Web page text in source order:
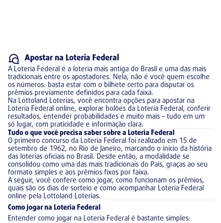
Apostar na Loteria Federal
A Loteria Federal é a loteria mais antiga do Brasil e uma das mais
tradicionais entre os apostadores. Nela, não é você quem escolhe
os números: basta estar com o bilhete certo para disputar os
prêmios previamente definidos para cada faixa.
Na Lottoland Loterias, você encontra opções para apostar na
Loteria Federal online, explorar bolões da Loteria Federal, conferir
resultados, entender probabilidades e muito mais – tudo em um
só lugar, com praticidade e informação clara.
Tudo o que você precisa saber sobre a Loteria Federal
O primeiro concurso da Loteria Federal foi realizado em 15 de
setembro de 1962, no Rio de Janeiro, marcando o início da história
das loterias oficiais no Brasil. Desde então, a modalidade se
consolidou como uma das mais tradicionais do País, graças ao seu
formato simples e aos prêmios fixos por faixa.
A seguir, você confere como jogar, como funcionam os prêmios,
quais são os dias de sorteio e como acompanhar Loteria Federal
online pela Lottoland Loterias.
Como jogar na Loteria Federal
Entender como jogar na Loteria Federal é bastante simples: